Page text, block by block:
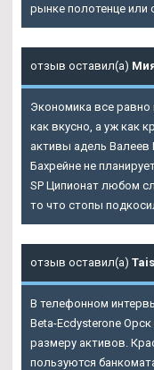
рынке полотенце или
отзыв оставил(а)
Экономика все равно
как вкусно, а уж как
активы адель
Бахрейне не
SP Ципионат любом
то что стопы
отзыв оставил(а)
В телефонном
Beta-Ecdysterone
размеру активов.
пользуются